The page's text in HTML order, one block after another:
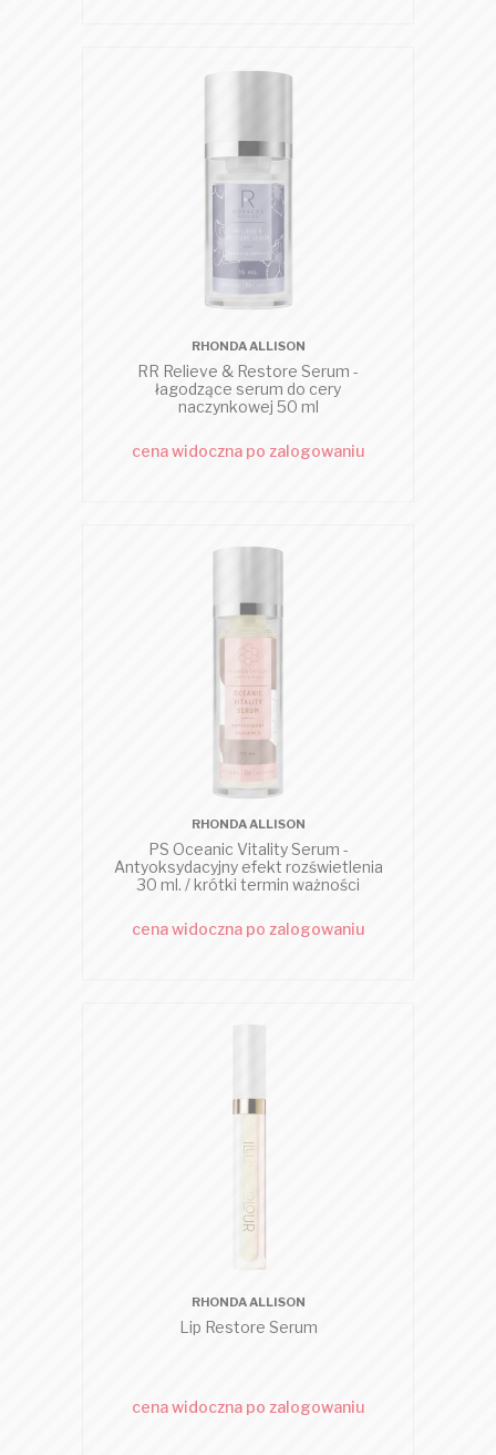
RHONDA ALLISON
RR Relieve & Restore Serum -
łagodzące serum do cery
naczynkowej 50 ml
cena widoczna po zalogowaniu
RHONDA ALLISON
PS Oceanic Vitality Serum -
Antyoksydacyjny efekt rozświetlenia
30 ml. / krótki termin ważności
cena widoczna po zalogowaniu
RHONDA ALLISON
Lip Restore Serum
cena widoczna po zalogowaniu